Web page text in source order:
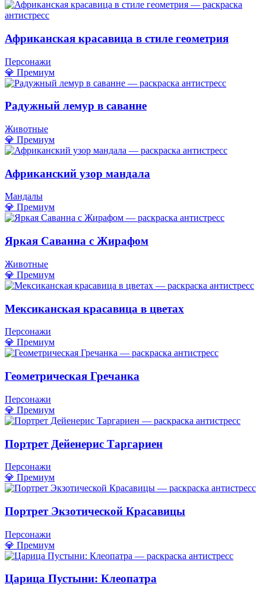
Африканская красавица в стиле геометрия
Персонажи
💎 Премиум
Радужный лемур в саванне
Животные
💎 Премиум
Африканский узор мандала
Мандалы
💎 Премиум
Яркая Саванна с Жирафом
Животные
💎 Премиум
Мексиканская красавица в цветах
Персонажи
💎 Премиум
Геометрическая Гречанка
Персонажи
💎 Премиум
Портрет Дейенерис Таргариен
Персонажи
💎 Премиум
Портрет Экзотической Красавицы
Персонажи
💎 Премиум
Царица Пустыни: Клеопатра